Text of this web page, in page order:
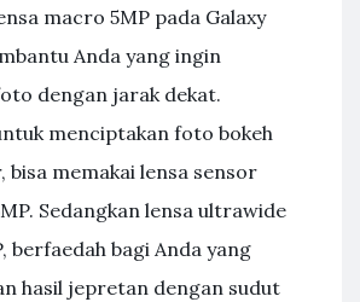
macro 5MP pada Galaxy
Anda yang ingin
dengan jarak dekat.
menciptakan foto bokeh
bisa memakai lensa sensor
Sedangkan lensa ultrawide
berfaedah bagi Anda yang
hasil jepretan dengan sudut